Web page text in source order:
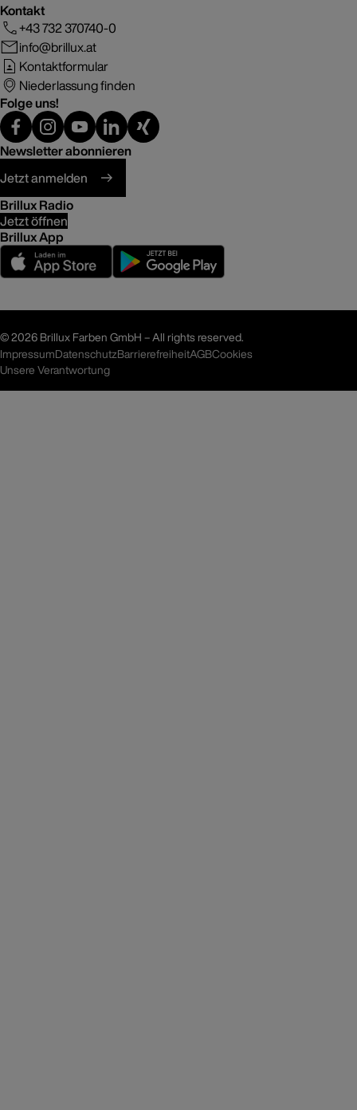
Kontakt
+43 732 370740-0
info@brillux.at
Kontaktformular
Niederlassung finden
Folge uns!
Newsletter abonnieren
Jetzt anmelden
Brillux Radio
Jetzt öffnen
Brillux App
©2026 Brillux Farben GmbH – All rights reserved.
ImpressumDatenschutzBarrierefreiheitAGBCookies
Unsere Verantwortung